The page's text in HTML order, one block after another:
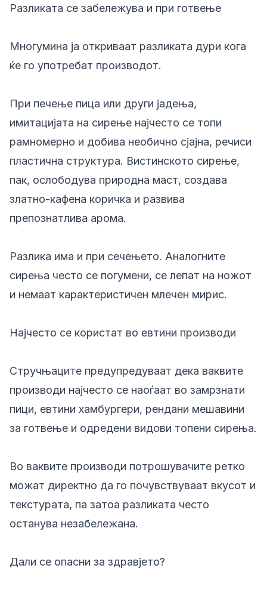
Разликата се забележува и при готвење
Многумина ја откриваат разликата дури кога
ќе го употребат производот.
При печење пица или други јадења,
имитацијата на сирење најчесто се топи
рамномерно и добива необично сјајна, речиси
пластична структура. Вистинското сирење,
пак, ослободува природна маст, создава
златно-кафена коричка и развива
препознатлива арома.
Разлика има и при сечењето. Аналогните
сирења често се погумени, се лепат на ножот
и немаат карактеристичен млечен мирис.
Најчесто се користат во евтини производи
Стручњаците предупредуваат дека ваквите
производи најчесто се наоѓаат во замрзнати
пици, евтини хамбургери, рендани мешавини
за готвење и одредени видови топени сирења.
Во ваквите производи потрошувачите ретко
можат директно да го почувствуваат вкусот и
текстурата, па затоа разликата често
останува незабележана.
Дали се опасни за здравјето?